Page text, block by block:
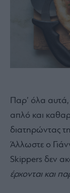
Παρ’ όλα αυτά,
απλό και
διατηρώντας
Άλλωστε ο
Skippers δεν
έρχονται και